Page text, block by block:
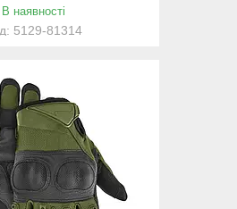
В наявності
5129-81314